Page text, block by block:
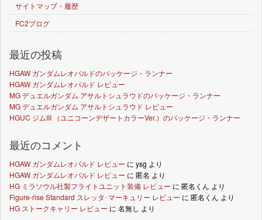
サイトマップ・履歴
FC2ブログ
最近の投稿
HGAW ガンダムレオパルドのパッケージ・ランナー
HGAW ガンダムレオパルド レビュー
MG デュエルガンダム アサルトシュラウドのパッケージ・ランナー
MG デュエルガンダム アサルトシュラウド レビュー
HGUC ジムIII （ユニコーンデザートカラーVer.）のパッケージ・ランナー
最近のコメント
HGAW ガンダムレオパルド レビュー に ysg より
HGAW ガンダムレオパルド レビュー に 匿名 より
HG ミラソウル社製フライトユニット装備 レビュー に 匿名くん より
Figure-rise Standard スレッタ･マーキュリー レビュー に 匿名くん より
HG ストークキャリー レビュー に 名無し より